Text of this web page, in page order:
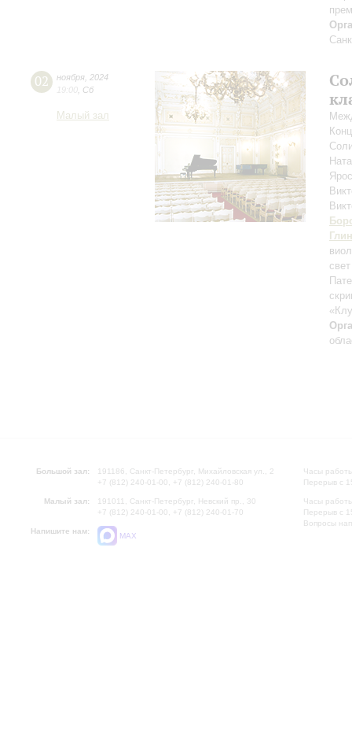
02 ноября 2024
19:00 Сб
Малый зал
Большой зал:
191186, Санкт-Петербург, Михайловская ул., 2
+7 (812) 240-01-00, +7 (812) 240-01-80
Малый зал:
191011, Санкт-Петербург, Невский пр., 30
+7 (812) 240-01-00, +7 (812) 240-01-70
Напишите нам:
MAX
Часы
Перерыв с
Часы
Перерыв с
Вопросы